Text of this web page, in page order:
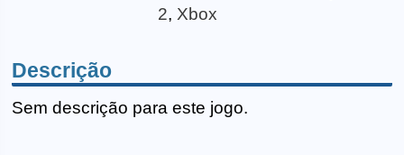
2, Xbox
Descrição
Sem descrição para este jogo.